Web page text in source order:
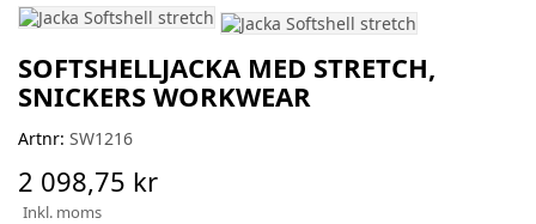
SOFTSHELLJACKA MED STRETCH,
SNICKERS WORKWEAR
Artnr: SW1216
2 098,75 kr
Inkl. moms